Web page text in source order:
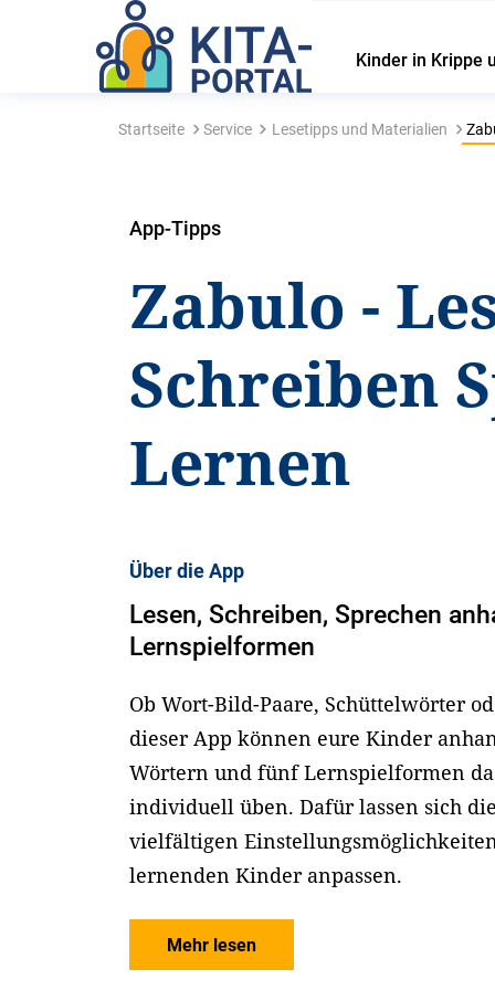
Kinder in Krippe
Startseite Service Lesetipps und Materialien
App-Tipps
Zabulo -
Schreiben
Lernen
Über die App
Lesen, Schreiben, Sprechen
Lernspielformen
Ob Wort-Bild-Paare, Schüttelwörter
dieser App können eure Kinder
Wörtern und fünf Lernspielformen
individuell üben. Dafür lassen sich
vielfältigen
lernenden Kinder anpassen.
Mehr lesen